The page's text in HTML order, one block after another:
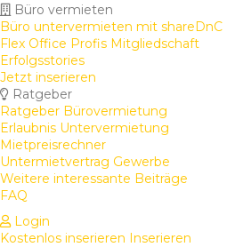
Büro vermieten
Büro untervermieten mit shareDnC
Flex Office Profis Mitgliedschaft
Erfolgsstories
Jetzt inserieren
Ratgeber
Ratgeber Bürovermietung
Erlaubnis Untervermietung
Mietpreisrechner
Untermietvertrag Gewerbe
Weitere interessante Beiträge
FAQ
Login
Kostenlos inserieren Inserieren